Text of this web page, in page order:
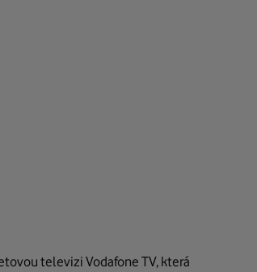
televizi Vodafone TV, která